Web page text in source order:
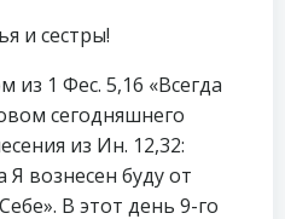
и сестры!
из 1 Фес. 5,16 «Всегда
сегодняшнего
из Ин. 12,32:
Я вознесен буду от
В этот день 9-го